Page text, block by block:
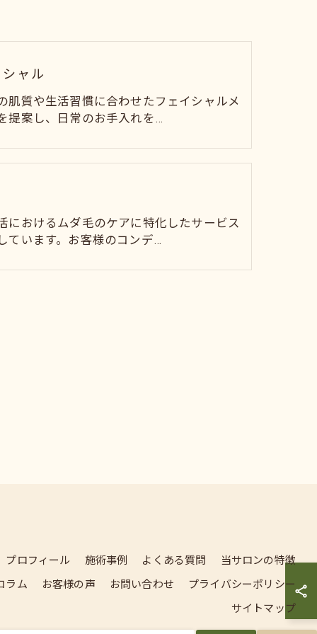
ャル
肌質や生活習慣に合わせたフェイシャルメ
提案し、日常のお手入れを…
におけるムダ毛のケアに特化したサービス
ています。お客様のコンデ…
プロフィール 施術事例 よくある質問
当サロンの特徴
ラム
お客様の声 お問い合わせ
プライバシーポリシー
サイトマップ